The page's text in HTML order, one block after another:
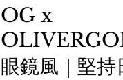
OG x
眼鏡風｜堅持